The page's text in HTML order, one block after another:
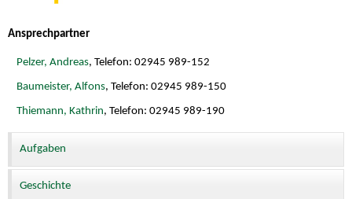
Ansprechpartner
Pelzer, Andreas, Telefon: 02945 989-152
Baumeister, Alfons, Telefon: 02945 989-150
Thiemann, Kathrin, Telefon: 02945 989-190
Aufgaben
Geschichte